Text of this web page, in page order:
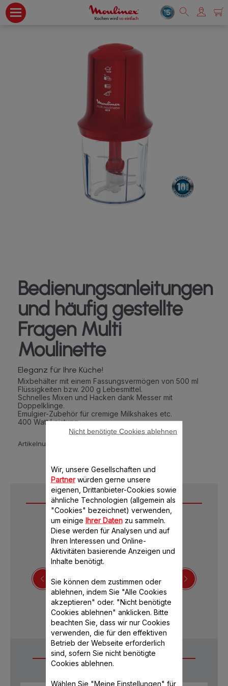
Bedienungsanleitungen
und häufig gestellte
Fragen Multi
Moulinette
Eleganz für Ihre Küche!
Mixbehälter mit einem Fassungsvermögen von 500 ml
Flüssigkeiten bzw. 200 g Lebesmittel.
Schnelles Mixen und Hacken dank Messer mit
Doppelklinge.
Emulgier-Zubehör für cremige Milkshakes etc.
400 Watt Leistung
Artikelnummer :
Downloads
Sicherheitshinweise
Häufige Fragen
Wir, unsere Gesellschaften und
Partnerwürden gerne unsere
eigenen, Drittanbieter-Cookies sowie
ähnliche Technologien (allgemein als
"Cookies" bezeichnet) verwenden,
um einige Ihrer Datenzu sammeln.
Diese werden für Analysen und auf
Ihren Interessen und Online-
Aktivitäten basierende Anzeigen und
Inhalte benötigt.
Sie können dem zustimmen oder
ablehnen, indem Sie "Alle Cookies
akzeptieren" oder. "Nicht benötigte
Cookies ablehnen" anklicken. Bitte
beachten Sie, dass wir nur Cookies
verwenden, die für den effektiven
Betrieb der Webseite erforderlich
sind, sofern Sie nicht benötigte
Cookies ablehnen.
Wählen Sie "Meine Einstellungen" für
Nicht benötigte Cookies ablehnen